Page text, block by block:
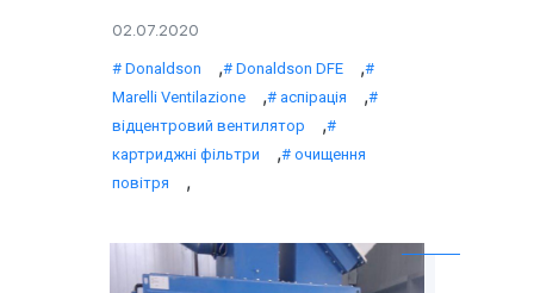
02.07.2020
Donaldson , Donaldson DFE ,
Marelli Ventilazione , аспірація ,
відцентровий вентилятор ,
картриджні фільтри ,
очищення
повітря
,